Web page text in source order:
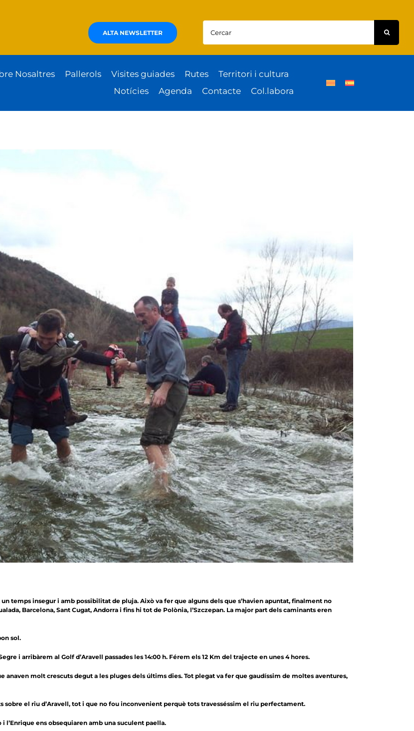
ALTA NEWSLETTER
Cercar:
Nosaltres Pallerols Visites guiades Rutes
Territori i cultura
Notícies
Agenda Contacte Col.labora
un temps insegur i amb possibilitat de pluja. Això va fer que alguns dels que s’havien apuntat, finalment no
Barcelona, Sant Cugat, Andorra i fins hi tot de Polònia, l’Szczepan. La major part dels caminants eren
sol.
i arribàrem al Golf d’Aravell passades les 14:00 h. Férem els 12 Km del trajecte en unes 4 hores.
anaven molt crescuts degut a les pluges dels últims dies. Tot plegat va fer que gaudíssim de moltes aventures,
sobre el riu d’Aravell, tot i que no fou inconvenient perquè tots travesséssim el riu perfectament.
l’Enrique ens obsequiaren amb una suculent paella.